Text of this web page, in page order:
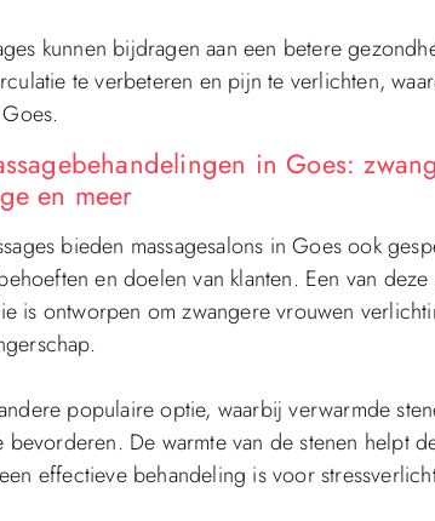
kunnen bijdragen aan een betere
te verbeteren en pijn te verlichten,
in Goes:
en meer
bieden massagesalons in Goes ook
en doelen van klanten. Een van
is ontworpen om zwangere vrouwen
populaire optie, waarbij verwarmde
De warmte van de stenen helpt
effectieve behandeling is voor